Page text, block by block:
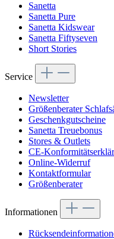
Sanetta
Sanetta Pure
Sanetta Kidswear
Sanetta Fiftyseven
Short Stories
Service
Newsletter
Größenberater
Geschenkgutscheine
Sanetta Treuebonus
Stores & Outlets
CE-
Online-Widerruf
Kontaktformular
Größenberater
Informationen